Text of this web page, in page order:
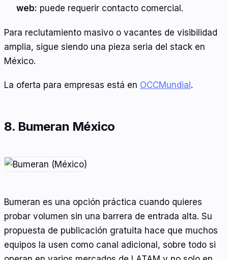
web: puede requerir contacto comercial.
Para reclutamiento masivo o vacantes de visibilidad
amplia, sigue siendo una pieza seria del stack en
México.
La oferta para empresas está en OCCMundial .
8. Bumeran México
Bumeran es una opción práctica cuando quieres
probar volumen sin una barrera de entrada alta. Su
propuesta de publicación gratuita hace que muchos
equipos la usen como canal adicional, sobre todo si